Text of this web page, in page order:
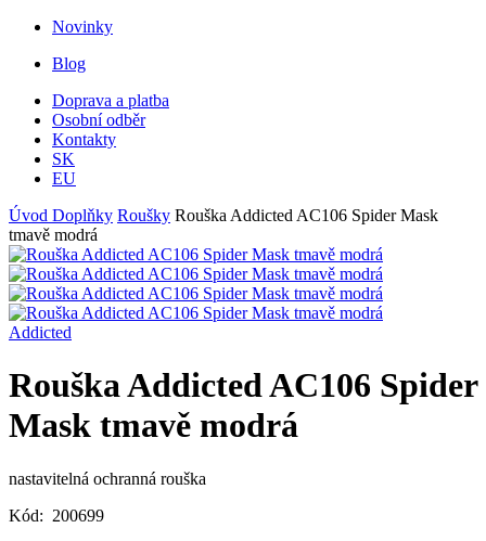
Novinky
Blog
Doprava a platba
Osobní odběr
Kontakty
SK
EU
Úvod Doplňky Roušky Rouška Addicted AC106 Spider Mask
tmavě modrá
Addicted
Rouška Addicted AC106 Spider
Mask tmavě modrá
nastavitelná ochranná rouška
Kód: 200699